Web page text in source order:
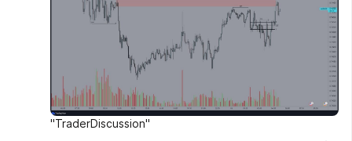
"TraderDiscussion"